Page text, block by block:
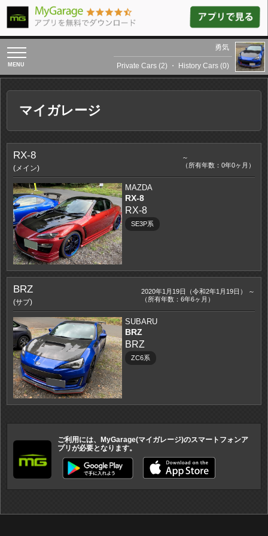
toggle
navigation
勇気
Private Cars (2) ・ History Cars (0)
マイガレージ
RX-8
(メイン)
～
（所有年数：0年0ヶ月）
MAZDA
RX-8
RX-8
SE3P系
BRZ
(サブ)
2020年1月19日（令和2年1月19日） ～
（所有年数：6年6ヶ月）
SUBARU
BRZ
BRZ
ZC6系
ご利用には、MyGarage(マイガレージ)のスマートフォンア
プリが必要となります。